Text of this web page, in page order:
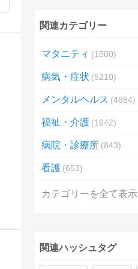
関連カテゴリー
マタニティ 1500
病気・症状 5210
メンタルヘルス 4884
福祉・介護 1642
病院・診療所 843
看護 653
カテゴリーを全て表示
関連ハッシュタグ